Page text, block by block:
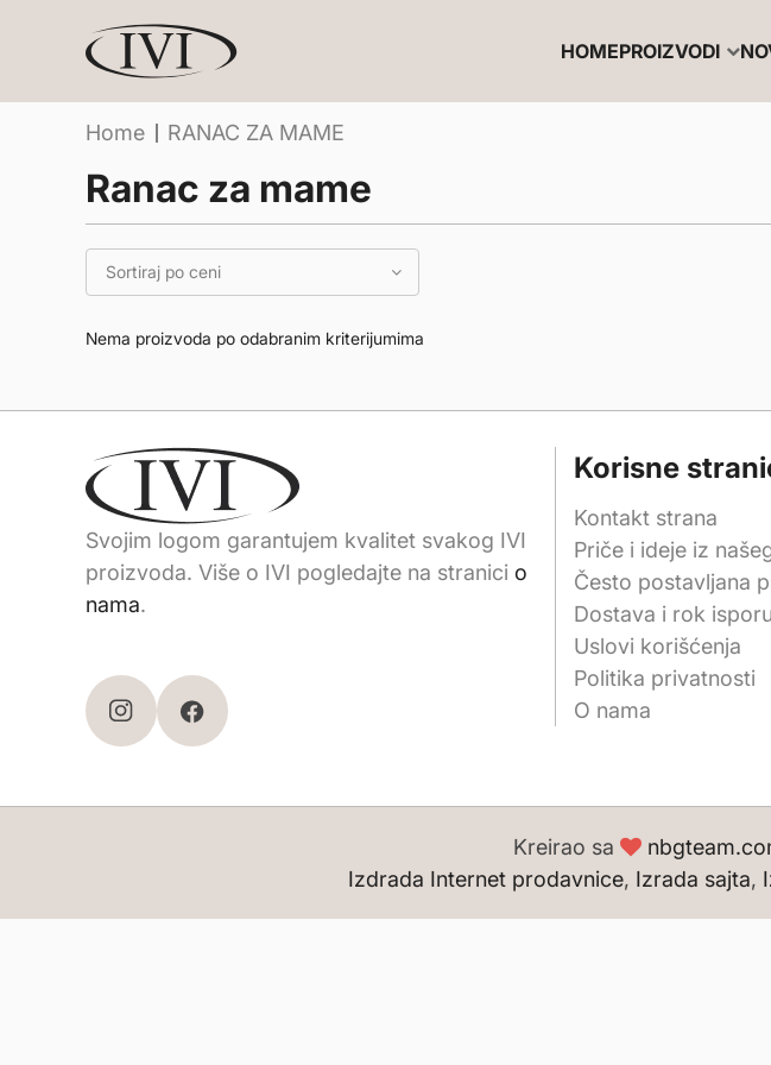
HOMEPROIZVODI
Home RANAC ZA MAME
ranac za mame
Nema proizvoda po odabranim kriterijumima
Svojim logom garantujem kvalitet svakog IVI
proizvoda. Više o IVI pogledajte na stranici o
nama.
Korisne
Kontakt strana
Priče i ideje iz
Često postavljana
Dostava i rok
Uslovi korišćenja
Politika privatnosti
O nama
Kreirao sa
Izdrada Internet prodavnice, Izrada sajta,